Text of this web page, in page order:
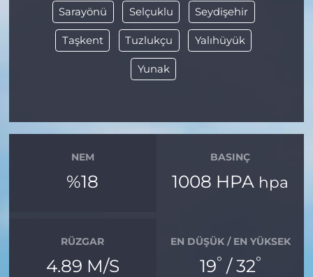
Sarayönü Selçuklu Seydişehir
Taşkent Tuzlukçu Yalıhüyük
Yunak
NEM
%18
BASINÇ
1008 HPA hpa
RÜZGAR
4.89 M/S
EN DÜŞÜK / EN YÜKSEK
19° / 32°